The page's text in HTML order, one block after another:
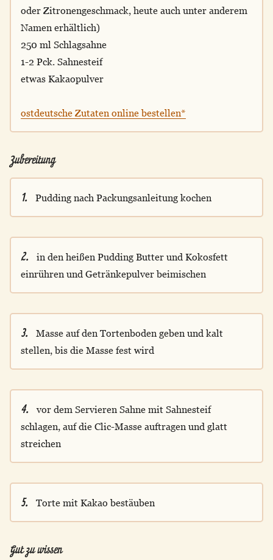
oder Zitronengeschmack, heute auch unter anderem
Namen erhältlich)
250 ml Schlagsahne
1-2 Pck. Sahnesteif
etwas Kakaopulver
ostdeutsche Zutaten online bestellen*
Zubereitung
1. Pudding nach Packungsanleitung kochen
2.
in den heißen Pudding Butter und Kokosfett
einrühren und Getränkepulver beimischen
3.
Masse auf den Tortenboden geben und kalt
stellen, bis die Masse fest wird
4.
vor dem Servieren Sahne mit Sahnesteif
schlagen, auf die Clic-Masse auftragen und glatt
streichen
5. Torte mit Kakao bestäuben
Gut zu wissen